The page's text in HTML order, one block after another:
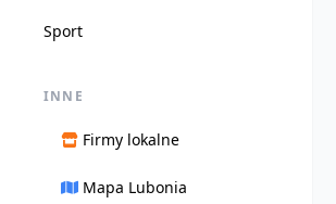
Sport
INNE
Firmy lokalne
Mapa Lubonia